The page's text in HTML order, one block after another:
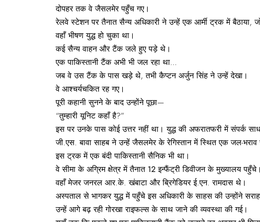
दोपहर तक वे जैसलमेर पहुँच गए।
रेलवे स्टेशन पर तैनात सैन्य अधिकारी ने उन्हें एक आर्मी ट्रक में बैठाया,
वहाँ भीषण युद्ध हो चुका था।
कई सैन्य वाहन और टैंक जले हुए पड़े थे।
एक पाकिस्तानी टैंक अभी भी जल रहा था…
जब वे उस टैंक के पास खड़े थे, तभी कैप्टन अर्जुन सिंह ने उन्हें देखा।
वे आश्चर्यचकित रह गए।
पूरी कहानी सुनने के बाद उन्होंने पूछा—
“तुम्हारी यूनिट कहाँ है?”
इस पर उनके पास कोई उत्तर नहीं था। युद्ध की अफरातफरी में संपर्क
जी.एस. बावा साहब ने उन्हें जैसलमेर के रेगिस्तान में स्थित एक जल-
इस ट्रक में एक बंदी पाकिस्तानी सैनिक भी था।
वे सीमा के अग्रिम क्षेत्र में तैनात 12इन्फैंट्रीडिवीजनके मुख्यालय पहुँचे।
वहाँ मेजर जनरल आर.के. खंबाटा और ब्रिगेडियर ई.एन. रामदास थे।
अस्पताल से भागकर युद्ध में पहुँचे इस अधिकारी के साहस की उन्होंने
उन्हें आगे बढ़ रही गोरखा राइफल्स के साथ जाने की व्यवस्था की गई।